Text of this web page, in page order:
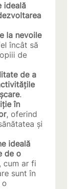
ideală
la nevoile
încât să
de
de a
.
în
, oferind
și
ideală
de o
, cum ar fi
sunt în
o